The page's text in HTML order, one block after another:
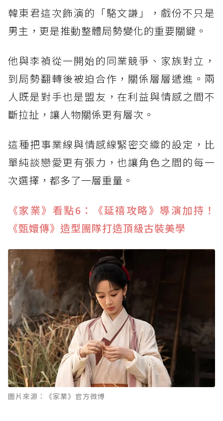
韓東君這次飾演的「駱文謙」，戲份不只是
男主，更是推動整體局勢變化的重要關鍵。
他與李禎從一開始的同業競爭、家族對立，
到局勢翻轉後被迫合作，關係層層遞進。兩
人既是對手也是盟友，在利益與情感之間不
斷拉扯，讓人物關係更有層次。
這種把事業線與情感線緊密交織的設定，比
單純談戀愛更有張力，也讓角色之間的每一
次選擇，都多了一層重量。
《家業》看點6：《延禧攻略》導演加持！
《甄嬛傳》造型團隊打造頂級古裝美學
圖片來源：《家業》官方微博